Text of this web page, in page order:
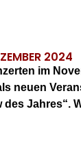
2024
im
neuen
Jahres“.